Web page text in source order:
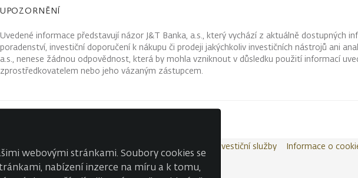
UPOZORNĚNÍ
Uvedené informace představují názor J&T Banka, a.s., který vychází z aktuálně dostupných
poradenství, investiční doporučení k nákupu či prodeji jakýchkoliv investičních nástrojů ani
a.s., nenese žádnou odpovědnost, která by mohla vzniknout v důsledku použití informací
zprostředkovatelem nebo jeho vázaným zástupcem.
Kontakty Wealth Report Investiční služby Informace o
webovými stránkami. Soubory cookies se
nabízení inzerce na míru a k tomu,